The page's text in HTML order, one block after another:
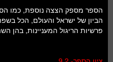
הספר מספק הצצה נוספת, כמו
הביון של ישראל והעולם, הכל
פרשיות הריגול המעניינות, בהן